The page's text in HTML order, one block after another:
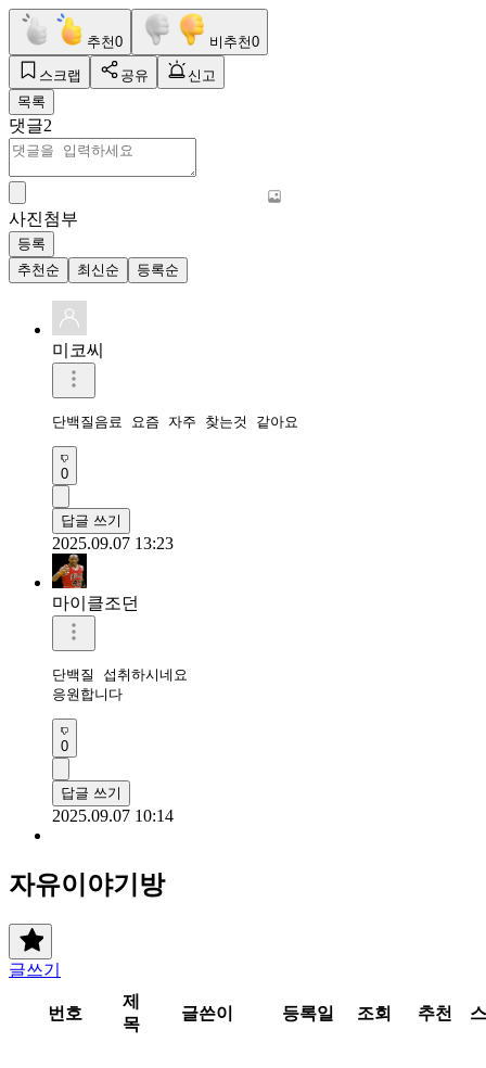
추천0 비추천0
스크랩 공유
신고
목록
댓글2
사진첨부
등록
추천순
최신순 등록순
미코씨
단백질음료 요즘 자주 찾는것 같아요
0
답글 쓰기
2025.09.07 13:23
마이클조던
단백질 섭취하시네요
응원합니다
0
답글 쓰기
2025.09.07 10:14
자유이야기방
글쓰기
번호
제
목
글쓴이 등록일 조회 추천